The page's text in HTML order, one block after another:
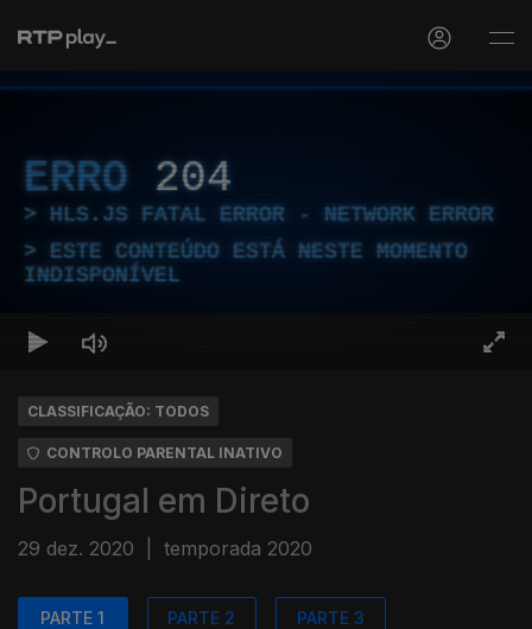
ERRO 204
HLS.JS FATAL ERROR - NETWORK ERROR
ESTE CONTEÚDO ESTÁ NESTE MOMENTO
INDISPONÍVEL
CLASSIFICAÇÃO: TODOS
CONTROLO PARENTAL INATIVO
Portugal em Direto
29 dez. 2020 temporada 2020
PARTE 1 PARTE 2 PARTE 3